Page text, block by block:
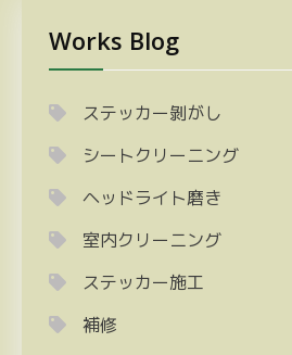
Works Blog
ステッカー剝がし
シートクリーニング
ヘッドライト磨き
室内クリーニング
ステッカー施工
補修